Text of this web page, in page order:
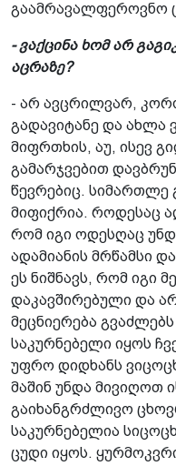
გაამრავალფეროვნო
- ვაქცინა ხომ არ
აცრაზე?
- არ ავცრილვარ,
გადავიტანე და ახლა
მიფრთხის, აუ, ისევ
გამარჯვებით
წევრებიც. სიმართლე
მიფიქრია. როდესაც
რომ იგი ოდესღაც
ადამიანის მრწამსი
ეს ნიშნავს, რომ იგი
დაკავშირებული და
მეცნიერება
საკურნებელი იყოს
უფრო დიდხანს
მაშინ უნდა მივიღოთ
გაიხანგრძლივო
საკურნებელია
ცუდი იყოს.